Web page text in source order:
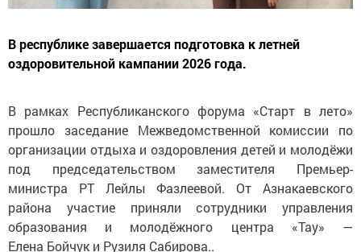
В республике завершается подготовка к летней
оздоровительной кампании 2026 года.
В рамках Республиканского форума «Старт в лето»
прошло заседание Межведомственной комиссии по
организации отдыха и оздоровления детей и молодёжи
под председательством заместителя Премьер-
министра РТ Лейлы Фазлеевой. От Азнакаевского
района участие приняли сотрудники управления
образования и молодёжного центра «Тау» —
Елена Бойчук и Рузиля Сабирова..